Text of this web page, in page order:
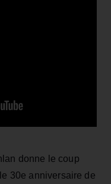
donne le coup
30e anniversaire de